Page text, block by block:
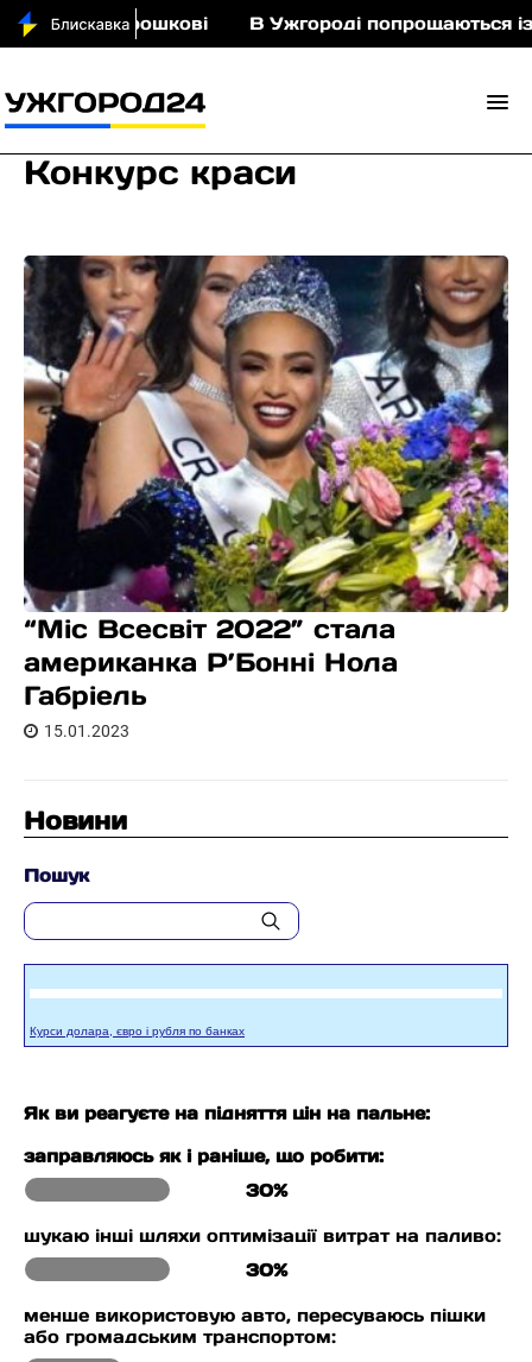
у Порошкові В Ужгороді попрощаються із
Конкурс краси
“Міс Всесвіт 2022” стала
американка Р’Бонні Нола
Габріель
15.01.2023
Новини
Пошук
Курси долара, євро і рубля по банках
Як ви реагуєте на підняття цін на пальне:
заправляюсь як і раніше, що робити:
30%
шукаю інші шляхи оптимізації витрат на паливо:
30%
менше використовую авто, пересуваюсь пішки
або громадським транспортом: